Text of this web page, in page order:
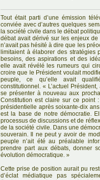
Tout était parti d’une émission
conviée avec d’autres quelques
la société civile dans le débat
débat avait dérivé sur les enjeux
n’avait pas hésité à dire que les
limitaient à élaborer des stratégies
besoins, des aspirations et des
elle avait révélé les rumeurs qui
croire que le Président voulait
peuple, ce qu’elle avait
constitutionnel. « L’actuel
se présenter à nouveau aux
Constitution est claire sur ce point
présidentielle après soixante-dix
est la base de notre démocratie.
processus de discussions et de
de la société civile. Dans une
souverain. Il ne peut y avoir de
peuple n’ait été au préalable
prendre part aux débats, donner
évolution démocratique. »
Cette prise de position aurait pu
d’éclat médiatique pas